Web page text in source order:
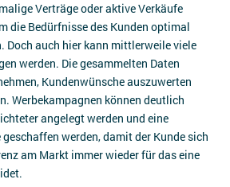
Verträge oder aktive Verkäufe
die Bedürfnisse des Kunden optimal
Doch auch hier kann mittlerweile viele
werden. Die gesammelten Daten
Kundenwünsche auszuwerten
Werbekampagnen können deutlich
angelegt werden und eine
werden, damit der Kunde sich
am Markt immer wieder für das eine